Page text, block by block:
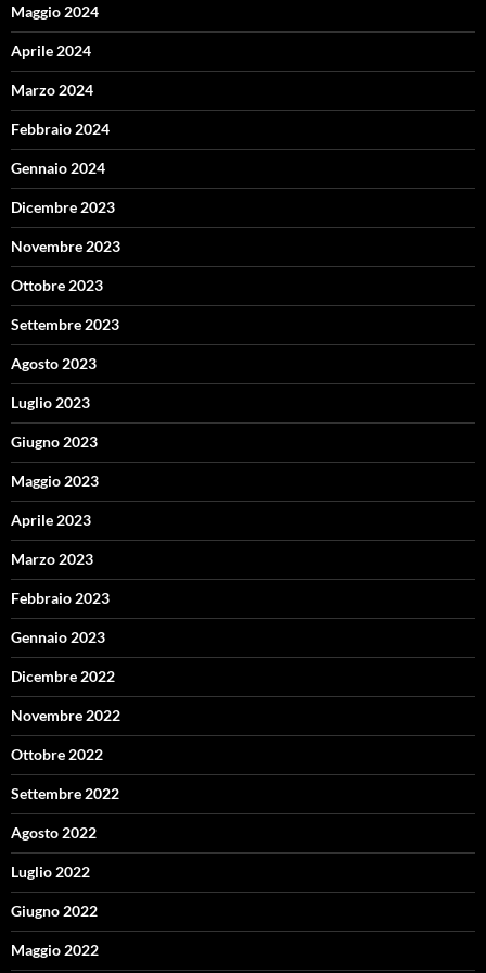
Maggio 2024
Aprile 2024
Marzo 2024
Febbraio 2024
Gennaio 2024
Dicembre 2023
Novembre 2023
Ottobre 2023
Settembre 2023
Agosto 2023
Luglio 2023
Giugno 2023
Maggio 2023
Aprile 2023
Marzo 2023
Febbraio 2023
Gennaio 2023
Dicembre 2022
Novembre 2022
Ottobre 2022
Settembre 2022
Agosto 2022
Luglio 2022
Giugno 2022
Maggio 2022